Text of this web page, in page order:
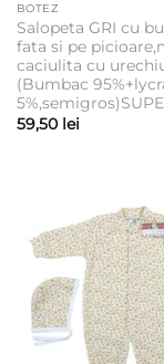
BOTEZ
Salopeta GRI cu
fata si pe
caciulita cu
(Bumbac
59,50 lei